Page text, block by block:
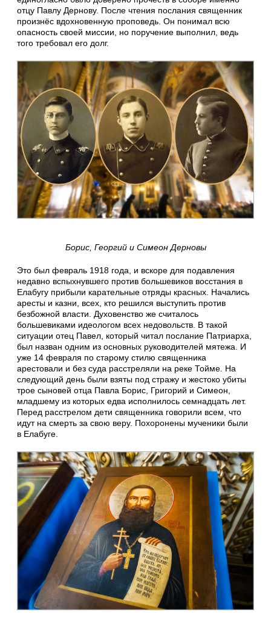
отцу Павлу Дернову. После чтения послания священник
произнёс вдохновенную проповедь. Он понимал всю
опасность своей миссии, но поручение выполнил, ведь
того требовал его долг.
Борис, Георгий и Симеон Дерновы
Это был февраль 1918 года, и вскоре для подавления
недавно вспыхнувшего против большевиков восстания в
Елабугу прибыли карательные отряды красных. Начались
аресты и казни, всех, кто решился выступить против
безбожной власти. Духовенство же считалось
большевиками идеологом всех недовольств. В такой
ситуации отец Павел, который читал послание Патриарха,
был назван одним из основных руководителей мятежа. И
уже 14 февраля по старому стилю священника
арестовали и без суда расстреляли на реке Тойме. На
следующий день были взяты под стражу и жестоко убиты
трое сыновей отца Павла Борис, Григорий и Симеон,
младшему из которых едва исполнилось семнадцать лет.
Перед расстрелом дети священника говорили всем, что
идут на смерть за свою веру. Похоронены мученики были
в Елабуге.